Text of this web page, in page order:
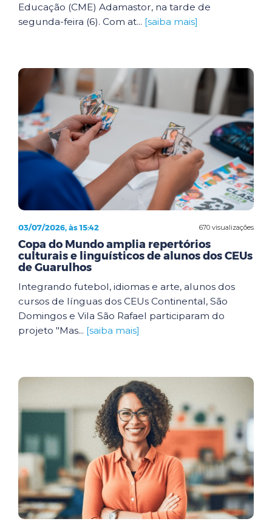
Educação (CME) Adamastor, na tarde de
segunda-feira (6). Com at... [saiba mais]
670 visualizações
03/07/2026, às 15:42
Copa do Mundo amplia repertórios
culturais e linguísticos de alunos dos CEUs
de Guarulhos
Integrando futebol, idiomas e arte, alunos dos
cursos de línguas dos CEUs Continental, São
Domingos e Vila São Rafael participaram do
projeto "Mas... [saiba mais]